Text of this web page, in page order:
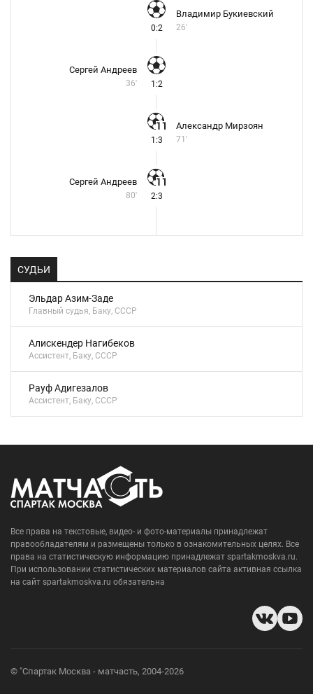
0:2
Владимир Букиевский
26'
Сергей Андреев
36' 1:2
1:3
Александр Мирзоян
71'
Сергей Андреев
80' 2:3
СУДЬИ
Эльдар Азим-Заде
Главный судья, Баку, СССР
Алискендер Нагибеков
Ассистент, Баку, СССР
Рауф Адигезалов
Ассистент, Баку, СССР
Все права на текстовые, видео- и фото-материалы принадлежат
правообладателям и размещены только в ознакомительных целях. Все
права на статистическую информацию принадлежат spartakmoskva.ru.
При использовании статистических материалов сайта активная ссылка
на сайт spartakmoskva.ru обязательна
© "Спартак Москва - матчасть, 2004-2026